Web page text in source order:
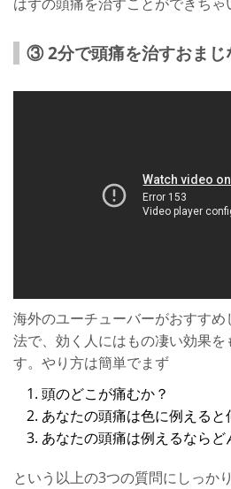
③ 2分で頭痛を治すおまじ
海外のユーチューバーがおすす
法で、効く人にはもの凄い効果
す。やり方は簡単でまず
頭のどこが痛むか？
あなたの頭痛は色に例えると
あなたの頭痛は例えるならど
という以上の3つの質問にしっか